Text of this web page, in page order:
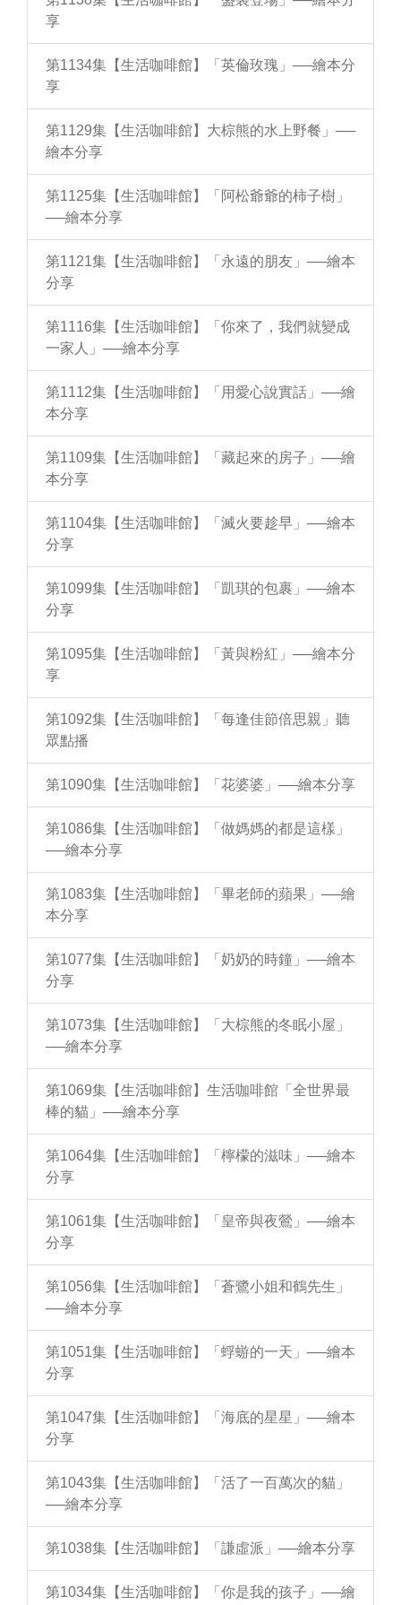
享
第1134集【生活咖啡館】「英倫玫瑰」──繪本分
享
第1129集【生活咖啡館】大棕熊的水上野餐」──
繪本分享
第1125集【生活咖啡館】「阿松爺爺的柿子樹」
──繪本分享
第1121集【生活咖啡館】「永遠的朋友」──繪本
分享
第1116集【生活咖啡館】「你來了，我們就變成
一家人」──繪本分享
第1112集【生活咖啡館】「用愛心說實話」──繪
本分享
第1109集【生活咖啡館】「藏起來的房子」──繪
本分享
第1104集【生活咖啡館】「滅火要趁早」──繪本
分享
第1099集【生活咖啡館】「凱琪的包裹」──繪本
分享
第1095集【生活咖啡館】「黃與粉紅」──繪本分
享
第1092集【生活咖啡館】「每逢佳節倍思親」聽
眾點播
第1090集【生活咖啡館】「花婆婆」──繪本分享
第1086集【生活咖啡館】「做媽媽的都是這樣」
──繪本分享
第1083集【生活咖啡館】「畢老師的蘋果」──繪
本分享
第1077集【生活咖啡館】「奶奶的時鐘」──繪本
分享
第1073集【生活咖啡館】「大棕熊的冬眠小屋」
──繪本分享
第1069集【生活咖啡館】生活咖啡館「全世界最
棒的貓」──繪本分享
第1064集【生活咖啡館】「檸檬的滋味」──繪本
分享
第1061集【生活咖啡館】「皇帝與夜鶯」──繪本
分享
第1056集【生活咖啡館】「蒼鷺小姐和鶴先生」
──繪本分享
第1051集【生活咖啡館】「蜉蝣的一天」──繪本
分享
第1047集【生活咖啡館】「海底的星星」──繪本
分享
第1043集【生活咖啡館】「活了一百萬次的貓」
──繪本分享
第1038集【生活咖啡館】「謙虛派」──繪本分享
第1034集【生活咖啡館】「你是我的孩子」──繪